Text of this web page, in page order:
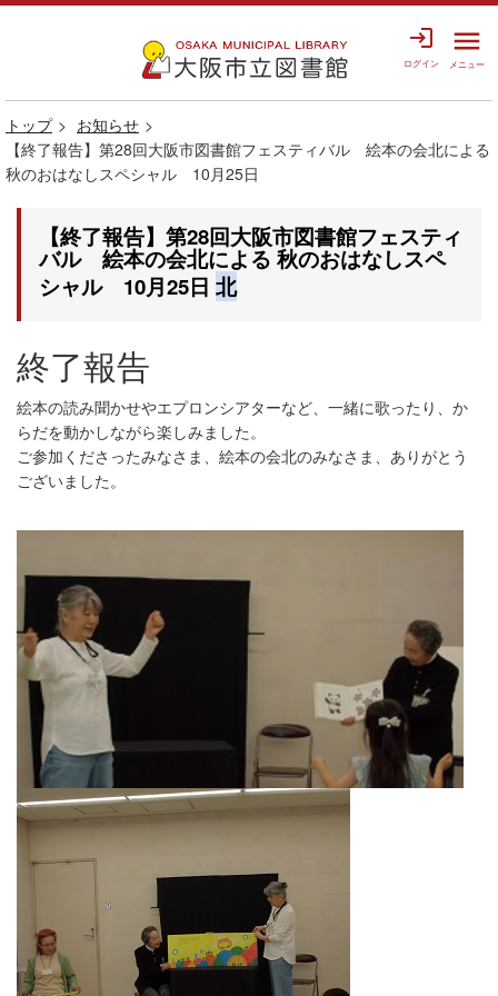
login
ログイン
menu
メニュー
トップ
お知らせ
【終了報告】第28回大阪市図書館フェスティバル 絵本の会北による
秋のおはなしスペシャル 10月25日
【終了報告】第28回大阪市図書館フェスティ
バル 絵本の会北による 秋のおはなしスペ
シャル 10月25日 北
終了報告
絵本の読み聞かせやエプロンシアターなど、一緒に歌ったり、か
らだを動かしながら楽しみました。
ご参加くださったみなさま、絵本の会北のみなさま、ありがとう
ございました。